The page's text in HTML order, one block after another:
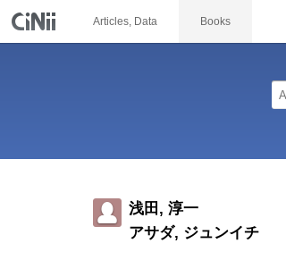
Articles, Data Books
浅田, 淳一
アサダ, ジュンイチ